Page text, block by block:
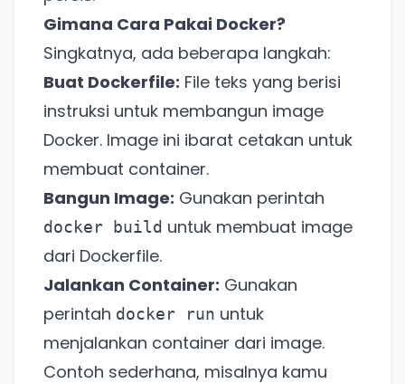
Gimana Cara Pakai Docker?
Singkatnya, ada beberapa langkah:
Buat Dockerfile: File teks yang berisi
instruksi untuk membangun image
Docker. Image ini ibarat cetakan untuk
membuat container.
Bangun Image: Gunakan perintah
docker build untuk membuat image
dari Dockerfile.
Jalankan Container: Gunakan
perintah docker run untuk
menjalankan container dari image.
Contoh sederhana, misalnya kamu